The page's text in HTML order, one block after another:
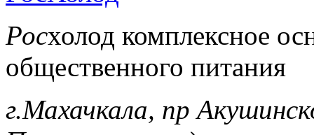
Росхолод комплексное
общественного питания
г.Махачкала, пр